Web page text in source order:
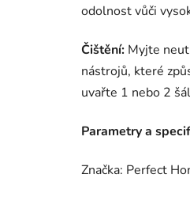
odolnost vůči
Čištění: Myjte
nástrojů, které
uvařte 1 nebo 2
Parametry a
Značka: Perfect